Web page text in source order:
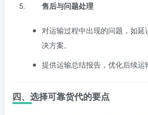
售后与问题处理
对运输过程中出现的问题，如
决方案。
提供运输总结报告，优化后续运
四、选择可靠货代的要点